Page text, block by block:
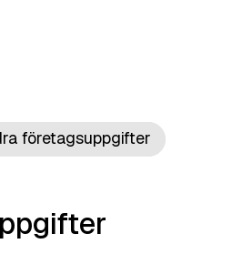
företagsuppgifter